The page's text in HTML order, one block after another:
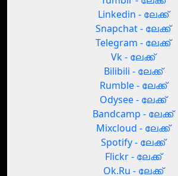
Linkedin - ലേക്ക്
Snapchat - ലേക്ക്
Telegram - ലേക്ക്
Vk - ലേക്ക്
Bilibili - ലേക്ക്
Rumble - ലേക്ക്
Odysee - ലേക്ക്
Bandcamp - ലേക്ക്
Mixcloud - ലേക്ക്
Spotify - ലേക്ക്
Flickr - ലേക്ക്
Ok.Ru - ലേക്ക്